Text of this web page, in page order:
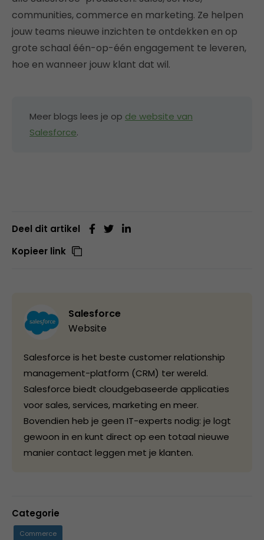
communities, commerce en marketing. Ze helpen
jouw teams nieuwe inzichten te ontdekken en op
grote schaal één-op-één engagement te leveren,
hoe en wanneer jouw klant dat wil.
Meer blogs lees je op de website van
Salesforce.
Deel dit artikel
Kopieer link
Salesforce
Website
Salesforce is het beste customer relationship
management-platform (CRM) ter wereld.
Salesforce biedt cloudgebaseerde applicaties
voor sales, services, marketing en meer.
Bovendien heb je geen IT-experts nodig: je logt
gewoon in en kunt direct op een totaal nieuwe
manier contact leggen met je klanten.
Categorie
Commerce